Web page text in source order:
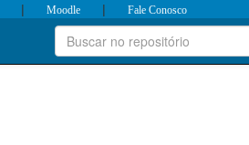
| Moodle | Fale Conosco